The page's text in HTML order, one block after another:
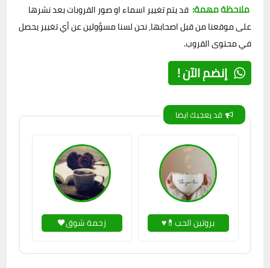
ملاحظة مهمة: قد يتم تغيير اسماء او صور القروبات بعد نشرها
على موقعنا من قبل اصحابها، نحن لسنا مسؤولين عن أي تغيير يحصل
في محتوى القروب.
إنضم الآن !
قد يعجبك ايضا
بروتين الحب💊♥ زحمة شوق🖤